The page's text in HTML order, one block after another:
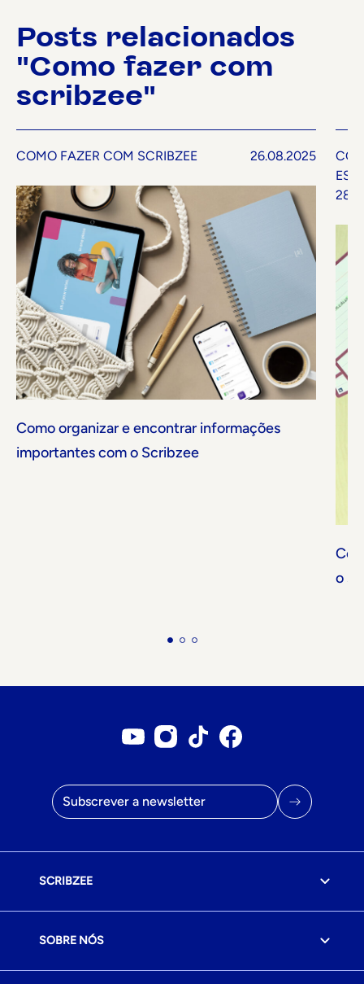
Posts relacionados
"Como fazer com
scribzee"
COMO FAZER COM SCRIBZEE 26.08.2025
Como organizar e encontrar informações
importantes com o Scribzee
o
Endereço de correio eletrónico
SCRIBZEE
SOBRE NÓS